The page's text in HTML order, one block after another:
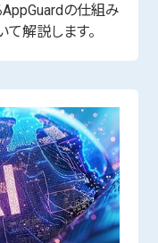
AppGuardの仕組み
て解説します。